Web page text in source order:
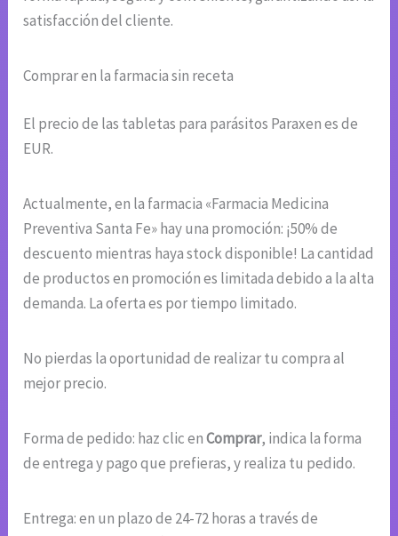
satisfacción del cliente.
Comprar en la farmacia sin receta
El precio de las tabletas para parásitos Paraxen es de
EUR.
Actualmente, en la farmacia «Farmacia Medicina
Preventiva Santa Fe» hay una promoción: ¡50% de
descuento mientras haya stock disponible! La cantidad
de productos en promoción es limitada debido a la alta
demanda. La oferta es por tiempo limitado.
No pierdas la oportunidad de realizar tu compra al
mejor precio.
Forma de pedido: haz clic enComprar, indica la forma
de entrega y pago que prefieras, y realiza tu pedido.
Entrega: en un plazo de 24-72 horas a través de